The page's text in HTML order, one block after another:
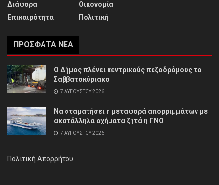
Διάφορα
Επικαιρότητα
Οικονομία
Πολιτική
ΠΡΌΣΦΑΤΑ ΝΈΑ
Ο Δήμος πλένει κεντρικούς πεζοδρόμους το
Σαββατοκύριακο
7 ΑΥΓΟΎΣΤΟΥ 2026
Να σταματήσει η μεταφορά απορριμμάτων με
ακατάλληλα οχήματα ζητά η ΠΝΟ
7 ΑΥΓΟΎΣΤΟΥ 2026
Πολιτική Απορρήτου